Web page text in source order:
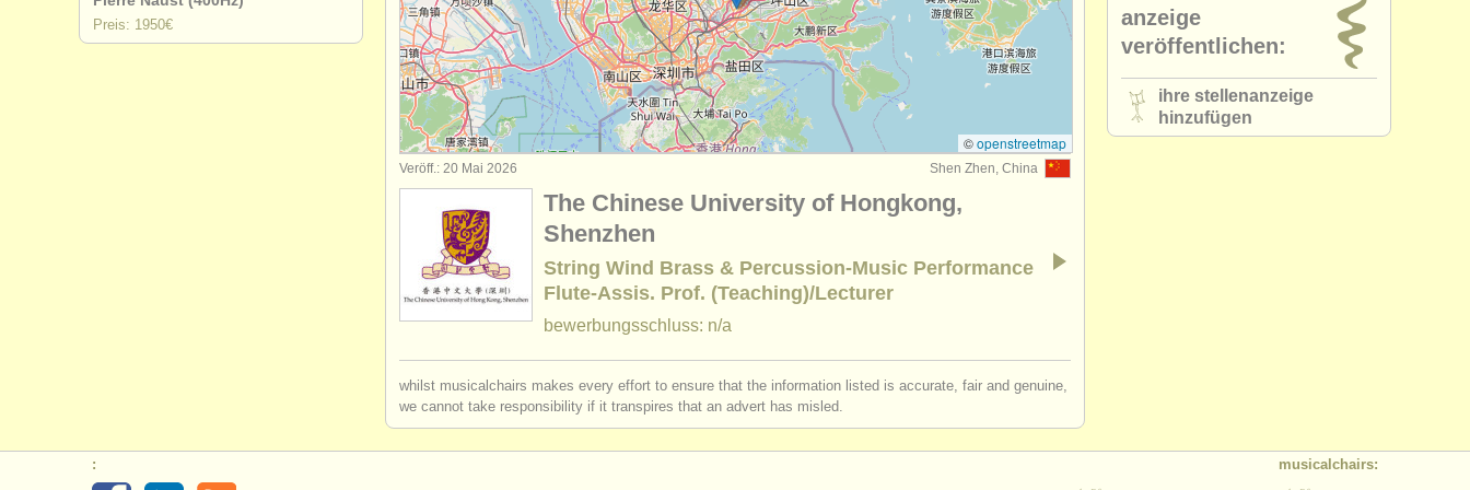
degree courses: baroque flute (2)
degree courses: volks/ trad schnabelflöte/flöte (1)
flötenwettbewerb (22)
flöte verloren
©openstreetmap
Shen Zhen, China
Veröff.: 20 Mai 2026
The Chinese University of Hongkong,
Shenzhen
String Wind Brass & Percussion-Music Performance
Flute-Assis. Prof. (Teaching)/Lecturer
bewerbungsschluss: n/a
whilst musicalchairs makes every effort to ensure that the information listed is accurate, fair and genuine,
we cannot take responsibility if it transpires that an advert has misled.
Preis: 1950€
anzeige
veröffentlichen:
ihre stellenanzeige
hinzufügen
musicalchairs:
: